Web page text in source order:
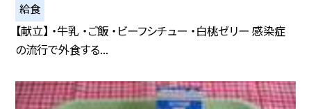
給食
【献立】 ・牛乳 ・ご飯 ・ビーフシチュー ・白桃ゼリー 感染症
の流行で外食する...